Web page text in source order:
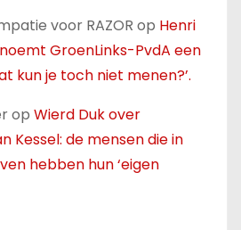
voor RAZOR op Henri
GroenLinks-PvdA een
kun je toch niet menen?’.
op Wierd Duk over
Kessel: de mensen die in
hebben hun ‘eigen